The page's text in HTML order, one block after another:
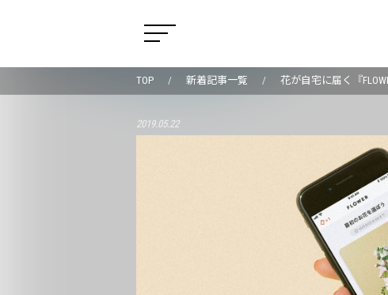
TOP 新着記事一覧 花が自宅に届く『
2019.05.22